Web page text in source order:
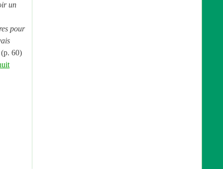
un
pour
(p. 60)